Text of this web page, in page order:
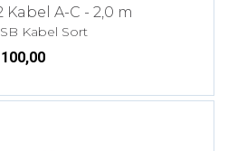
Kabel A-C - 2,0 m
Kabel Sort
100,00